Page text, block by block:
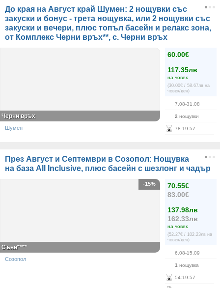
До края на Август край Шумен: 2 нощувки със
закуски и бонус - трета нощувка, или 2 нощувки със
закуски и вечери, плюс топъл басейн и релакс зона,
от Комплекс Черни връх**, с. Черни връх
60.00€
117.35лв
на човек
(30.00€ / 58.67лв на
човек/ден)
7.08-31.08
2 нощувки
78:19:56
Черни връх
Шумен
През Август и Септември в Созопол: Нощувка
на база All Inclusive, плюс басейн с шезлонг и чадър
70.55€
83.00€
137.98лв
162.33лв
на човек
(52.27€ / 102.23лв на
човек/ден)
6.08-15.09
1 нощувка
54:19:56
-15%
Съни****
Созопол